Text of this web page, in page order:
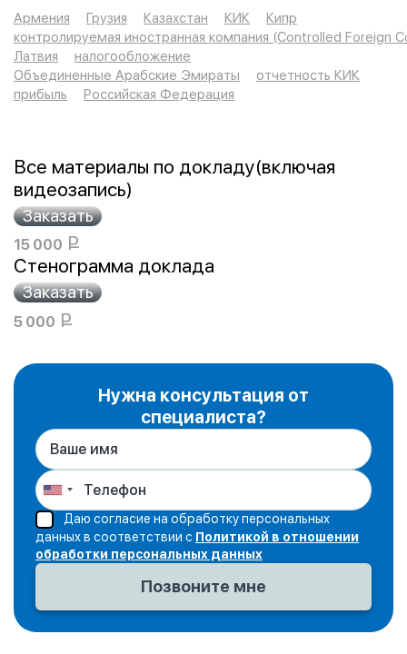
Все материалы по докладу(включая
видеозапись)
15 000 Р
УБ.
Стенограмма доклада
5 000 Р
Правила КИК в других странах:
Армения;
Казахстан;
Латвия;
Кипр;
ОАЭ.
Армения
Грузия Казахстан КИК
Кипр
контролируемая иностранная компания (Controlled Foreign
Латвия
налогообложение
Объединенные Арабские Эмираты
отчетность КИК
прибыль
Российская Федерация
Нужна консультация от
специалиста?
Даю согласие на обработку персональных
данных в соответствии с Политикой в отношении
обработки персональных данных